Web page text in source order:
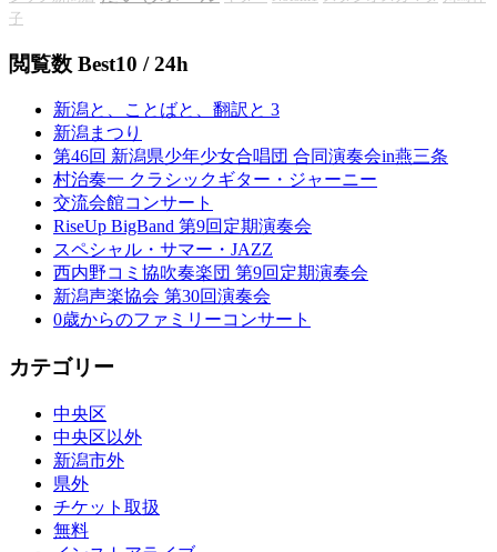
子
閲覧数 Best10 / 24h
新潟と、ことばと、翻訳と 3
新潟まつり
第46回 新潟県少年少女合唱団 合同演奏会in燕三条
村治奏一 クラシックギター・ジャーニー
交流会館コンサート
RiseUp BigBand 第9回定期演奏会
スペシャル・サマー・JAZZ
西内野コミ協吹奏楽団 第9回定期演奏会
新潟声楽協会 第30回演奏会
0歳からのファミリーコンサート
カテゴリー
中央区
中央区以外
新潟市外
県外
チケット取扱
無料